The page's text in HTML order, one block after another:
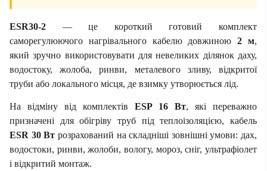
ESR30-2 — це короткий готовий комплект
саморегулюючого нагрівального кабелю довжиною2 м,
який зручно використовувати для невеликих ділянок даху,
водостоку, жолоба, ринви, металевого зливу, відкритої
труби або локального місця, де взимку утворюється лід.
На відміну від комплектів ESP 16 Вт, які переважно
призначені для обігріву труб під теплоізоляцією, кабель
ESR 30 Вт розрахований на складніші зовнішні умови: дах,
водостоки, ринви, жолоби, вологу, мороз, сніг, ультрафіолет
і відкритий монтаж.